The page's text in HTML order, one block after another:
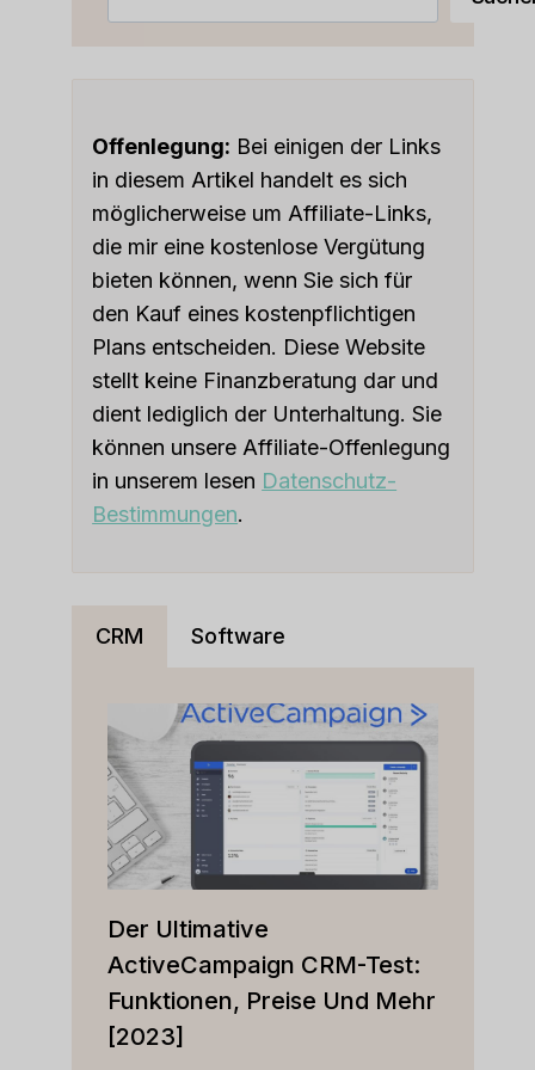
Offenlegung: Bei einigen der Links
in diesem Artikel handelt es sich
möglicherweise um Affiliate-Links,
die mir eine kostenlose Vergütung
bieten können, wenn Sie sich für
den Kauf eines kostenpflichtigen
Plans entscheiden. Diese Website
stellt keine Finanzberatung dar und
dient lediglich der Unterhaltung. Sie
können unsere Affiliate-Offenlegung
in unserem lesen Datenschutz-
Bestimmungen.
CRM Software
Der Ultimative
ActiveCampaign CRM-Test:
Funktionen, Preise Und Mehr
[2023]